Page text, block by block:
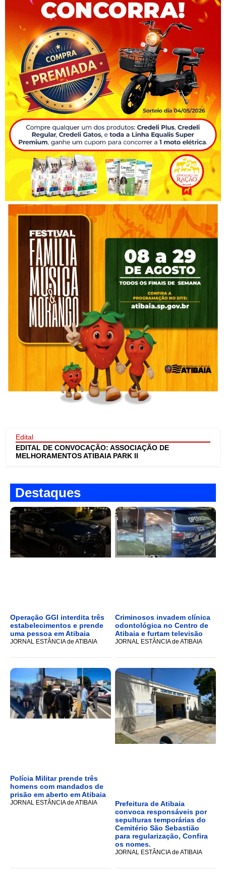
Edital
EDITAL DE CONVOCAÇÃO: ASSOCIAÇÃO DE
MELHORAMENTOS ATIBAIA PARK II
Destaques
Operação GGI interdita três
estabelecimentos e prende
uma pessoa em Atibaia
JORNAL ESTÂNCIA de ATIBAIA
Criminosos invadem clínica
odontológica no Centro de
Atibaia e furtam televisão
JORNAL ESTÂNCIA de ATIBAIA
Polícia Militar prende três
homens com mandados de
prisão em aberto em Atibaia
JORNAL ESTÂNCIA de ATIBAIA
Prefeitura de Atibaia
convoca responsáveis por
sepulturas temporárias do
Cemitério São Sebastião
para regularização, Confira
os nomes.
JORNAL ESTÂNCIA de ATIBAIA